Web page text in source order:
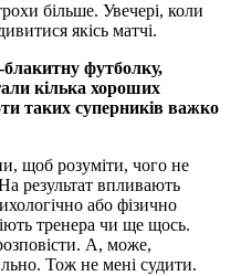
більше. Увечері, коли
якісь матчі.
футболку,
кілька хороших
таких суперників важко
щоб розуміти, чого не
результат впливають
або фізично
тренера чи ще щось.
А, може,
Тож не мені судити.